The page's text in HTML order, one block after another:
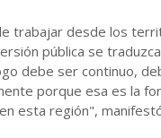
trabajar desde los
pública se
debe ser continuo,
porque esa es la
esta región",